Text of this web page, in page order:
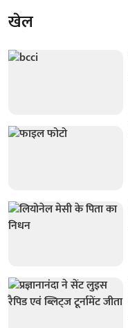
खेल